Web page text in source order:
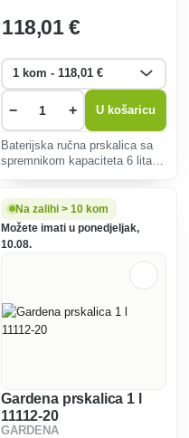
118,01 €
− + U košaricu
Baterijska ručna prskalica sa
spremnikom kapaciteta 6 litara
Na zalihi > 10 kom
Možete imati u ponedjeljak,
10.08.
Gardena prskalica 1 l
11112-20
GARDENA